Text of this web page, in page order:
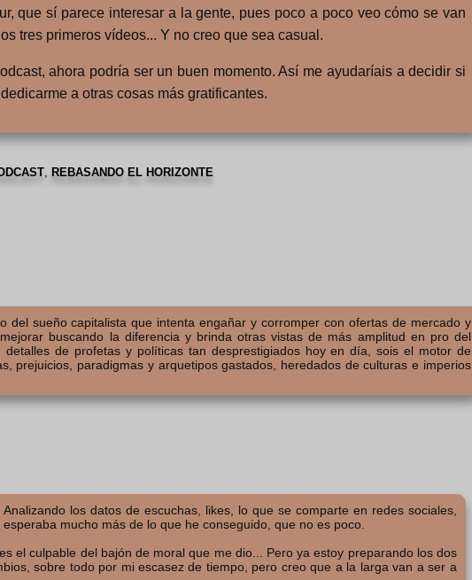
que sí parece interesar a la gente, pues poco a poco veo cómo se van
tres primeros vídeos... Y no creo que sea casual.
ahora podría ser un buen momento. Así me ayudaríais a decidir si
a otras cosas más gratificantes.
, REBASANDO EL HORIZONTE
del sueño capitalista que intenta engañar y corromper con ofertas de mercado y
buscando la diferencia y brinda otras vistas de más amplitud en pro del
de profetas y políticas tan desprestigiados hoy en día, sois el motor de
prejuicios, paradigmas y arquetipos gastados, heredados de culturas e imperios
los datos de escuchas, likes, lo que se comparte en redes sociales,
mucho más de lo que he conseguido, que no es poco.
el culpable del bajón de moral que me dio... Pero ya estoy preparando los dos
sobre todo por mi escasez de tiempo, pero creo que a la larga van a ser a